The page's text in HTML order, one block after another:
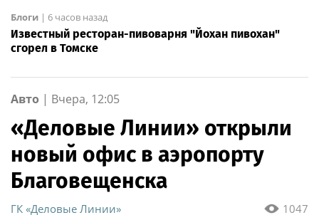
Блоги | 6 часов назад
Известный ресторан-пивоварня "Йохан пивохан"
сгорел в Томске
Авто | Вчера, 12:05
«Деловые Линии» открыли
новый офис в аэропорту
Благовещенска
1047
ГК «Деловые Линии»